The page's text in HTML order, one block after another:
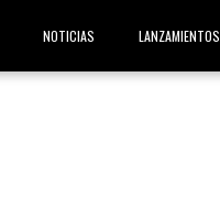
NOTICIAS LANZAMIENTOS